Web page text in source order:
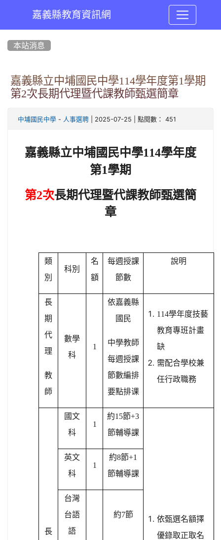
嘉義縣教育資訊網
本站消息
嘉義縣立中埔國民中學114學年度第1學期
第2次長期代理暨代課教師甄選簡章
中埔國民中學 - 人事選聘 | 2025-07-25 | 點閱數： 451
嘉義縣立中埔國民中學114學年度
第1學期
第2次長期代理暨代課教師甄選簡
章
類
別
科別
名
額
每週授課
節數
說明
長
期
代
理
教
師
數學
科
1
依嘉義縣
國民
中學教師
每週授課
節數編排
要點排课
114學年度技藝
教育專班計畫
缺
需配合學校兼
任行政職務
長
國文
科
1
約15節+3
節輔導課
依甄選名額擇
優錄取正取名
英文
科
1
約8節+1
節輔導課
台灣
台語
語
約7節